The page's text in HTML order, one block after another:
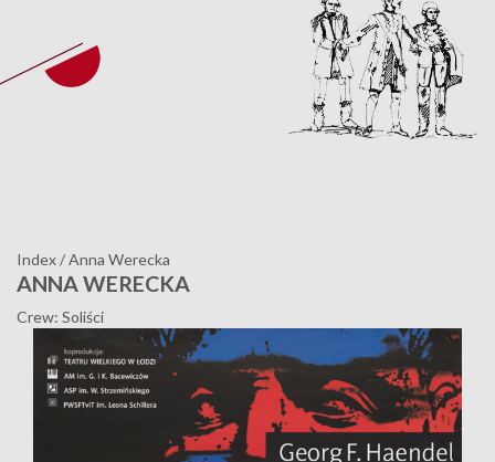
Index/Anna Werecka
ANNA WERECKA
Crew: Soliści